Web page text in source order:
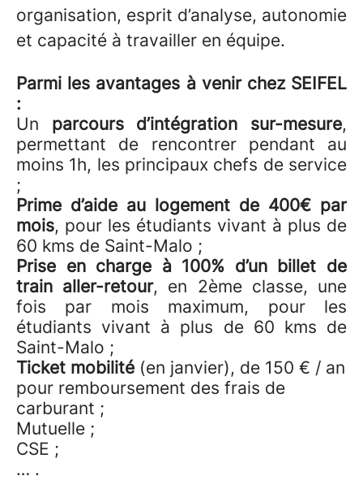
organisation, esprit d’analyse, autonomie
et capacité à travailler en équipe.
Parmi les avantages à venir chez SEIFEL
:
Un parcours d’intégration sur-mesure,
permettant de rencontrer pendant au
moins 1h, les principaux chefs de service
;
Prime d’aide au logement de 400€ par
mois, pour les étudiants vivant à plus de
60 kms de Saint-Malo ;
Prise en charge à 100% d’un billet de
train aller-retour, en 2ème classe, une
fois par mois maximum, pour les
étudiants vivant à plus de 60 kms de
Saint-Malo ;
Ticket mobilité (en janvier), de 150 € / an
pour remboursement des frais de
carburant ;
Mutuelle ;
CSE ;
… .